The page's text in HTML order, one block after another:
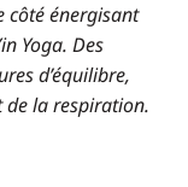
côté énergisant
Yoga. Des
d’équilibre,
de la respiration.